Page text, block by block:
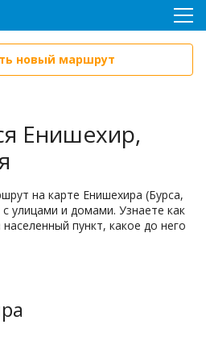
новый маршрут
Енишехир,
на карте Енишехира (Бурса,
улицами и домами. Узнаете как
пункт, какое до него